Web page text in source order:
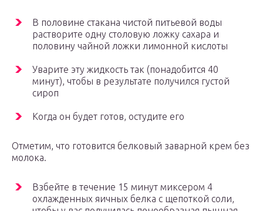
В половине стакана чистой питьевой воды
растворите одну столовую ложку сахара и
половину чайной ложки лимонной кислоты
Уварите эту жидкость так (понадобится 40
минут), чтобы в результате получился густой
сироп
Когда он будет готов, остудите его
Отметим, что готовится белковый заварной крем без
молока.
Взбейте в течение 15 минут миксером 4
охлажденных яичных белка с щепоткой соли,